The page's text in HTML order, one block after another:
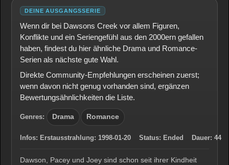
DEINE AUSGANGSSERIE
Wenn dir bei Dawsons Creek vor allem Figuren,
Konflikte und ein Seriengefühl aus den 2000ern gefallen
haben, findest du hier ähnliche Drama und Romance-
Serien als nächste gute Wahl.
Direkte Community-Empfehlungen erscheinen zuerst;
wenn davon nicht genug vorhanden sind, ergänzen
Bewertungsähnlichkeiten die Liste.
Genres: Drama Romance
Infos: Erstausstrahlung: 1998-01-20 Status: Ended Dauer: 44
Dawson, Pacey und Joey sind schon seit ihrer Kindheit